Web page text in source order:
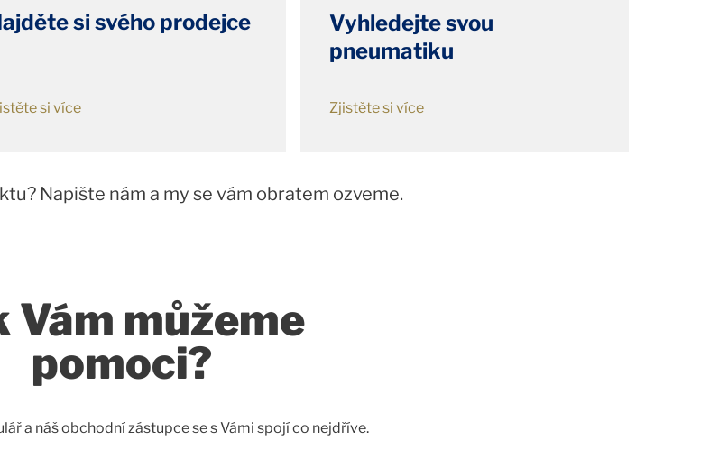
si svého prodejce
si více
Vyhledejte svou
pneumatiku
Zjistěte si více
Napište nám a my se vám obratem ozveme.
Vám můžeme
pomoci?
a náš obchodní zástupce se s Vámi spojí co nejdříve.